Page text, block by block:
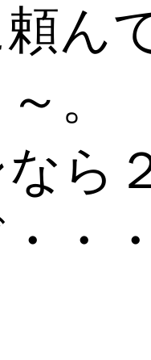
ん
。
ら
・・